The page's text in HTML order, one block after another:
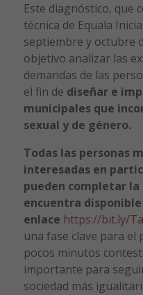
Este diagnóstico, que
técnica de Equala
septiembre y octubre
objetivo analizar las
demandas de las
el fin de diseñar e
municipales que
sexual y de género.
Todas las personas
interesadas en
pueden completar la
encuentra
enlace https://bit.ly/
una fase clave para el
pocos minutos
importante para
sociedad más